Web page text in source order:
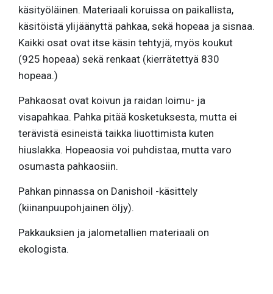
käsityöläinen. Materiaali koruissa on paikallista,
käsitöistä ylijäänyttä pahkaa, sekä hopeaa ja sisnaa.
Kaikki osat ovat itse käsin tehtyjä, myös koukut
(925 hopeaa) sekä renkaat (kierrätettyä 830
hopeaa.)
Pahkaosat ovat koivun ja raidan loimu- ja
visapahkaa. Pahka pitää kosketuksesta, mutta ei
terävistä esineistä taikka liuottimista kuten
hiuslakka. Hopeaosia voi puhdistaa, mutta varo
osumasta pahkaosiin.
Pahkan pinnassa on Danishoil -käsittely
(kiinanpuupohjainen öljy).
Pakkauksien ja jalometallien materiaali on
ekologista.